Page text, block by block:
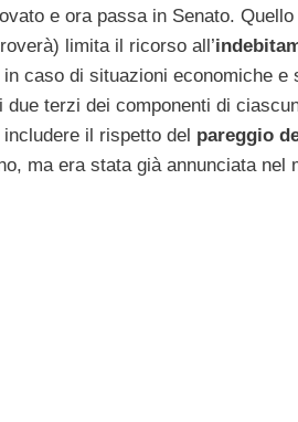
e ora passa in Senato. Quello
limita il ricorso all’
caso di situazioni economiche e
terzi dei componenti di
il rispetto del pareggio
ma era stata già annunciata nel